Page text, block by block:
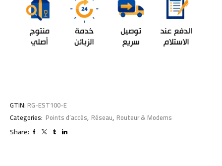
GTIN:RG-EST100-E
Categories: Points d’accès, Réseau, Routeur & Modems
Share: